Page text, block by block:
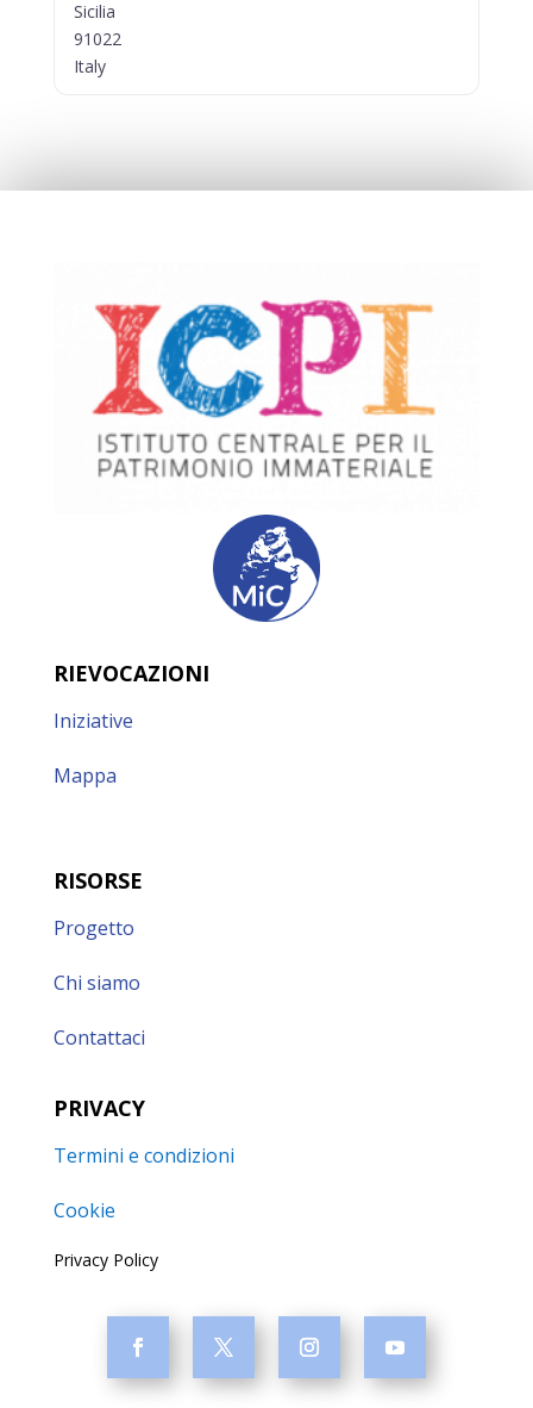
Sicilia
91022
Italy
RIEVOCAZIONI
Iniziative
Mappa
RISORSE
Progetto
Chi siamo
Contattaci
PRIVACY
Termini e condizioni
Cookie
Privacy Policy